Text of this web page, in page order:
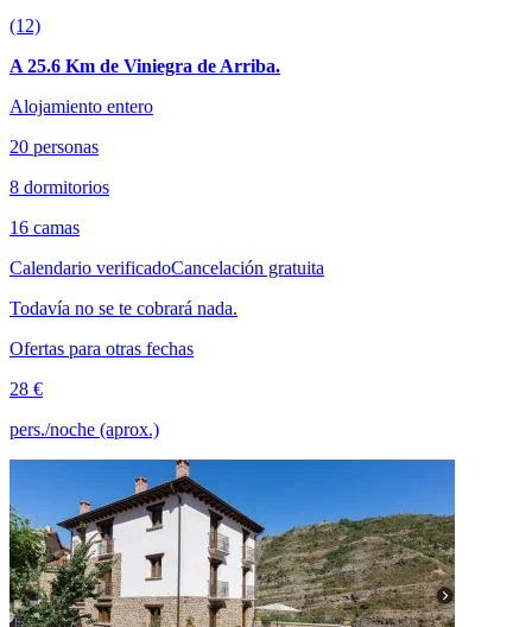
(12)
A 25.6 Km de Viniegra de Arriba.
Alojamiento entero
20 personas
8 dormitorios
16 camas
Calendario verificadoCancelación gratuita
Todavía no se te cobrará nada.
Ofertas para otras fechas
28 €
pers./noche (aprox.)